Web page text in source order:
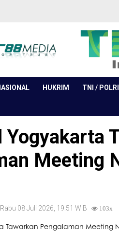
HUKRIM TNI / POLRI
Yogyakarta
Meeting
08 Juli 2026, 19:51 WIB 103x